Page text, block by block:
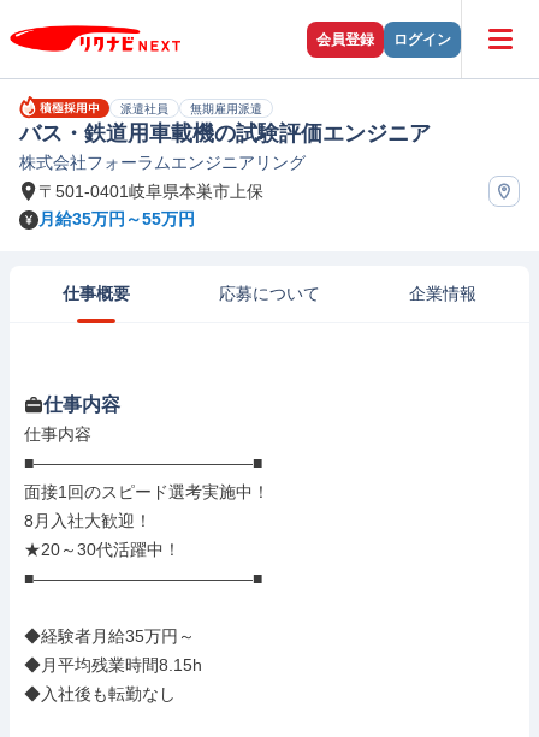
会員登録 ログイン
派遣社員 無期雇用派遣
バス・鉄道用車載機の試験評価エンジニア
株式会社フォーラムエンジニアリング
〒501-0401岐阜県本巣市上保
月給35万円～55万円
仕事概要 応募について 企業情報
仕事内容
仕事内容
■―――――――――――――■
面接1回のスピード選考実施中！
8月入社大歓迎！
★20～30代活躍中！
■―――――――――――――■
◆経験者月給35万円～
◆月平均残業時間8.15h
◆入社後も転勤なし